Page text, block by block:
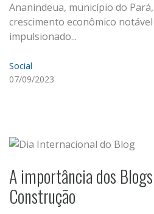
Ananindeua, município do
crescimento econômico
impulsionado...
Social
07/09/2023
A importância dos
Construção